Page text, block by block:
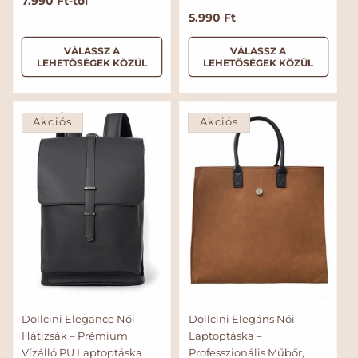
r
l
á
r
VÁLASSZ A
LEHETŐSÉGEK KÖZÜL
N
o
á
l
á
r
5.990 Ft
VÁLASSZ A
LEHETŐSÉGEK KÖZÜL
Akciós
Dollcini Elegance Női
Hátizsák – Prémium
Vízálló PU Laptoptáska
Akciós
Dollcini Elegáns Női
Laptoptáska –
Professzionális Műbőr,